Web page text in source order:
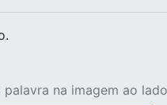
palavra na imagem ao